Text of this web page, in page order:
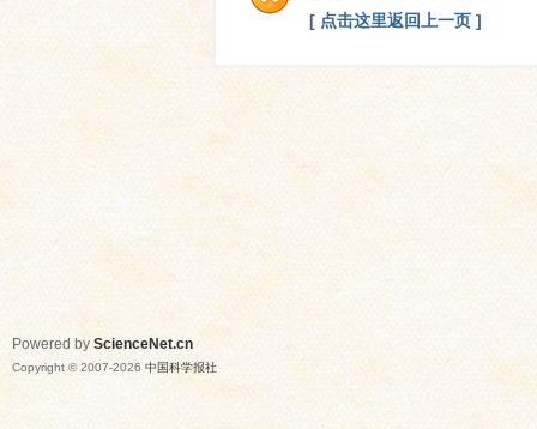
[ 点击这里返回上一页 ]
Powered by ScienceNet.cn
Copyright © 2007-2026 中国科学报社